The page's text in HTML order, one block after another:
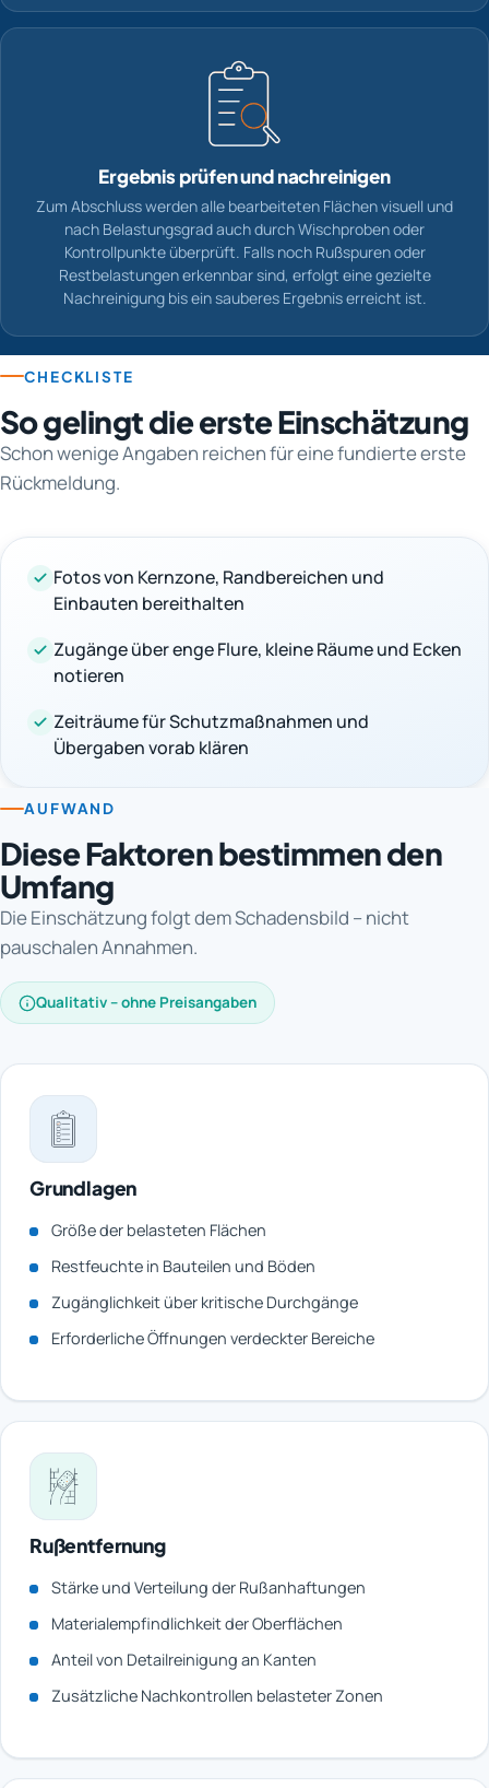
Ergebnis prüfen und nachreinigen
Zum Abschluss werden alle bearbeiteten Flächen visuell und
nach Belastungsgrad auch durch Wischproben oder
Kontrollpunkte überprüft. Falls noch Rußspuren oder
Restbelastungen erkennbar sind, erfolgt eine gezielte
Nachreinigung bis ein sauberes Ergebnis erreicht ist.
CHECKLISTE
So gelingt die erste Einschätzung
Schon wenige Angaben reichen für eine fundierte erste
Rückmeldung.
Fotos von Kernzone, Randbereichen und
Einbauten bereithalten
Zugänge über enge Flure, kleine Räume und Ecken
notieren
Zeiträume für Schutzmaßnahmen und
Übergaben vorab klären
AUFWAND
Diese Faktoren bestimmen den
Umfang
Die Einschätzung folgt dem Schadensbild – nicht
pauschalen Annahmen.
Qualitativ – ohne Preisangaben
Grundlagen
Größe der belasteten Flächen
Restfeuchte in Bauteilen und Böden
Zugänglichkeit über kritische Durchgänge
Erforderliche Öffnungen verdeckter Bereiche
Rußentfernung
Stärke und Verteilung der Rußanhaftungen
Materialempfindlichkeit der Oberflächen
Anteil von Detailreinigung an Kanten
Zusätzliche Nachkontrollen belasteter Zonen